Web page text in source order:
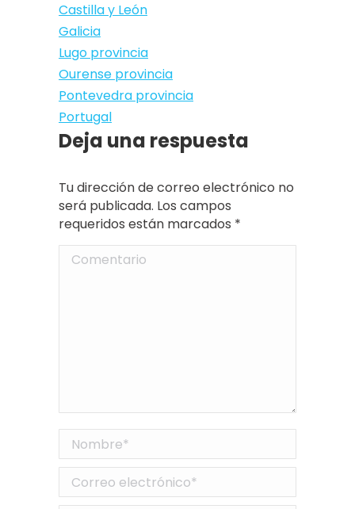
Castilla y León
Galicia
Lugo provincia
Ourense provincia
Pontevedra provincia
Portugal
Deja una respuesta
Tu dirección de correo electrónico no
será publicada. Los campos
requeridos están marcados *
Comentario
Nombre *
Correo electrónico *